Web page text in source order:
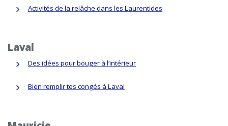
Activités de la relâche dans les Laurentides
Laval
Des idées pour bouger à l’intérieur
Bien remplir tes congés à Laval